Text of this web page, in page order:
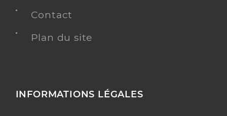
Contact
Plan du site
INFORMATIONS LÉGALES